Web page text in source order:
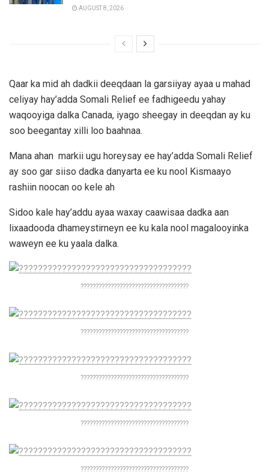
AUGUST 8, 2026
Qaar ka mid ah dadkii deeqdaan la garsiiyay ayaa u mahad
celiyay hay’adda Somali Relief ee fadhigeedu yahay
waqooyiga dalka Canada, iyago sheegay in deeqdan ay ku
soo beegantay xilli loo baahnaa.
Mana ahan markii ugu horeysay ee hay’adda Somali Relief
ay soo gar siiso dadka danyarta ee ku nool Kismaayo
rashiin noocan oo kele ah
Sidoo kale hay’addu ayaa waxay caawisaa dadka aan
lixaadooda dhameystirneyn ee ku kala nool magalooyinka
waweyn ee ku yaala dalka.
????????????????????????????????????
????????????????????????????????????
????????????????????????????????????
????????????????????????????????????
????????????????????????????????????